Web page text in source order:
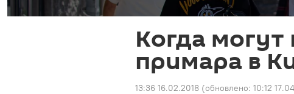
Когда
примара в
13:36 16.02.2018 (обновлено: 10:12